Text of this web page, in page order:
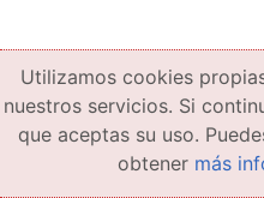
Utilizamos cookies
nuestros servicios. Si
que aceptas su uso.
obtener más